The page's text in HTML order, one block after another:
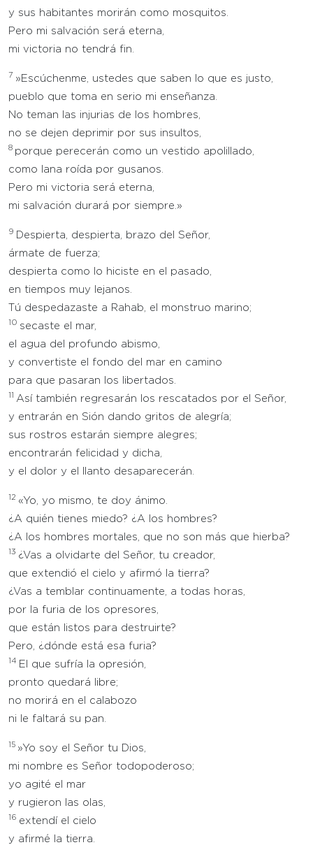
y sus habitantes morirán como mosquitos.
Pero mi salvación será eterna,
mi victoria no tendrá fin.
7 »Escúchenme, ustedes que saben lo que es justo,
pueblo que toma en serio mi enseñanza.
No teman las injurias de los hombres,
no se dejen deprimir por sus insultos,
8 porque perecerán como un vestido apolillado,
como lana roída por gusanos.
Pero mi victoria será eterna,
mi salvación durará por siempre.»
9
Despierta, despierta, brazo del Señor,
ármate de fuerza;
despierta como lo hiciste en el pasado,
en tiempos muy lejanos.
Tú despedazaste a Rahab, el monstruo marino;
10 secaste el mar,
el agua del profundo abismo,
y convertiste el fondo del mar en camino
para que pasaran los libertados.
Así también regresarán los rescatados por el Señor,
y entrarán en Sión dando gritos de alegría;
sus rostros estarán siempre alegres;
encontrarán felicidad y dicha,
y el dolor y el llanto desaparecerán.
12 «Yo, yo mismo, te doy ánimo.
¿A quién tienes miedo? ¿A los hombres?
¿A los hombres mortales, que no son más que hierba?
13 ¿Vas a olvidarte del Señor, tu creador,
que extendió el cielo y afirmó la tierra?
¿Vas a temblar continuamente, a todas horas,
por la furia de los opresores,
que están listos para destruirte?
Pero, ¿dónde está esa furia?
14 El que sufría la opresión,
pronto quedará libre;
no morirá en el calabozo
ni le faltará su pan.
15 »Yo soy el Señor tu Dios,
mi nombre es Señor todopoderoso;
yo agité el mar
y rugieron las olas,
16 extendí el cielo
y afirmé la tierra.